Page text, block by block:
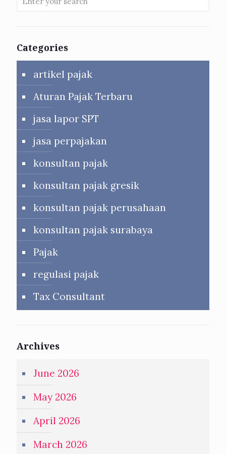
Categories
artikel pajak
Aturan Pajak Terbaru
jasa lapor SPT
jasa perpajakan
konsultan pajak
konsultan pajak gresik
konsultan pajak perusahaan
konsultan pajak surabaya
Pajak
regulasi pajak
Tax Consultant
Archives
June 2026
May 2026
April 2026
March 2026